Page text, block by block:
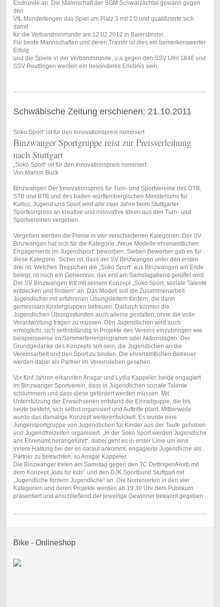
Endrunde an. Die Mannschaft der SGM Schwarzachtal gewann gegen
den
VfL Munderkingen das Spiel um Platz 3 mit 1:0 und qualifizierte sich
damit
für die Verbandsvorrunde am 12.02.2012 in Baiersbronn.
Für beide Mannschaften und deren Trainer ist dies ein bemerkenswerter
Erfolg
und die Spiele in der Verbandsrunde, u.a gegen den SSV Ulm 1846 und
SSV Reutlingen werden ein besonderes Erlebnis sein.
Schwäbische Zeitung erschienen: 21.10.2011
Soko Sport“ ist für den Innovationspreis nominiert
Binzwanger Sportgruppe reist zur Preisverleihung
nach Stuttgart
„Soko Sport“ ist für den Innovationspreis nominiert
Von Marion Buck
Binzwangen Der Innovationspreis für Turn- und Sportvereine des DTB,
STB und BTB und des baden-württembergischen Ministeriums für
Kultus, Jugend und Sport wird alle zwei Jahre beim Stuttgarter
Sportkongress an kreative und innovative Ideen aus den Turn- und
Sportvereinen vergeben.
Vergeben werden die Preise in vier verschiedenen Kategorien. Der SV
Binzwangen hat sich für die Kategorie „Neue Modelle ehrenamtlichen
Engagements im Jugendsport“ beworben. Sieben Bewerber gab es für
diese Kategorie. Sicher ist, dass der SV Binzwangen unter den ersten
drei ist. WelchesTreppchen die „Soko Sport“ aus Binzwangen am Ende
belegt, ist noch ein Geheimnis, das erst am Samstagabend gelüftet wird.
Der SV Binzwangen tritt mit seinem Konzept „Soko Sport, soziale Talente
entdecken und fördern“ an. Das Modell soll die Zusammenarbeit
Jugendlicher mit erfahrenen Übungsleitern fördern, die dann
gemeinsam Kindergruppen betreuen. Dadurch können die
Jugendlichen Übungsstunden auch alleine gestalten, ohne die volle
Verantwortung tragen zu müssen. Den Jugendlichen wird auch
ermöglicht, sich selbstständig in Projekte des Vereins einzubringen wie
beispielsweise im Sommerferienprogramm oder Aktionstagen. Der
Grundgedanke des Konzepts soll sein, die Jugendlichen an die
Vereinsarbeit und den Sport zu binden. Die ehrenamtlichen Betreuer
werden dabei als Partner im Vereinsleben gesehen.
Vor fünf Jahren erkannten Ansgar und Lydia Kappeler, beide engagiert
im Binzwanger Sportverein, dass in Jugendlichen soziale Talente
schlummern und dass diese gefördert werden müssen. Mit
Unterstützung der Erwachsenen entstand die Einradguppe, die bis
heute besteht, sich selbst organisiert und Auftritte plant. Mittlerweile
wurde das damalige Konzept weiterentwickelt. Es wurde eine
Jungensportgruppe von Jugendlichen für Kinder aus der Taufe gehoben
und Jugendfreizeiten organisiert. „In der Soko Sport werden Jugendliche
ans Ehrenamt herangeführt“, dabei geht es in erster Linie um eine
innere Haltung bei der es darauf ankommt, engagierte Jugendliche als
Partner zu betrachten, so Ansgar Kappeler.
Die Binzwanger treten am Samstag gegen den TC Dettingen/Horb mit
dem Konzept „kids for kids“ und den DJK Sportbund Stuttgart mit
„Jugendliche fördern Jugendliche“ an. Die Nominierten in den vier
Kategorien und deren Projekte werden ab 19.30 Uhr dem Publikum
präsentiert und anschließend der jeweilige Gewinner bekannt gegeben.
Bike - Onlineshop